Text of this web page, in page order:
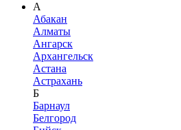
А
Абакан
Алматы
Ангарск
Архангельск
Астана
Астрахань
Б
Барнаул
Белгород